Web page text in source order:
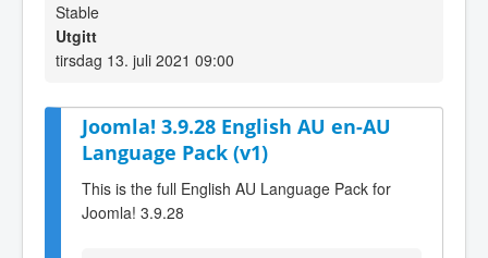
Stable
Utgitt
tirsdag 13. juli 2021 09:00
Joomla! 3.9.28 English AU en-AU
Language Pack (v1)
This is the full English AU Language Pack for
Joomla! 3.9.28